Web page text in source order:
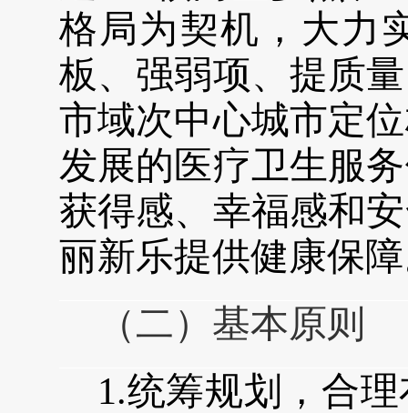
格局为契机，大力
板、强弱项、提质
市域次中心城市定
发展的医疗卫生服
获得感、幸福感和
丽新乐提供健康保
（二）基本原则
1.统筹规划， 合